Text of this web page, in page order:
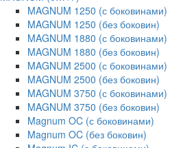
MAGNUM 1250 (с боковинами)
MAGNUM 1250 (без боковин)
MAGNUM 1880 (с боковинами)
MAGNUM 1880 (без боковин)
MAGNUM 2500 (с боковинами)
MAGNUM 2500 (без боковин)
MAGNUM 3750 (с боковинами)
MAGNUM 3750 (без боковин)
Magnum OC (с боковинами)
Magnum OC (без боковин)